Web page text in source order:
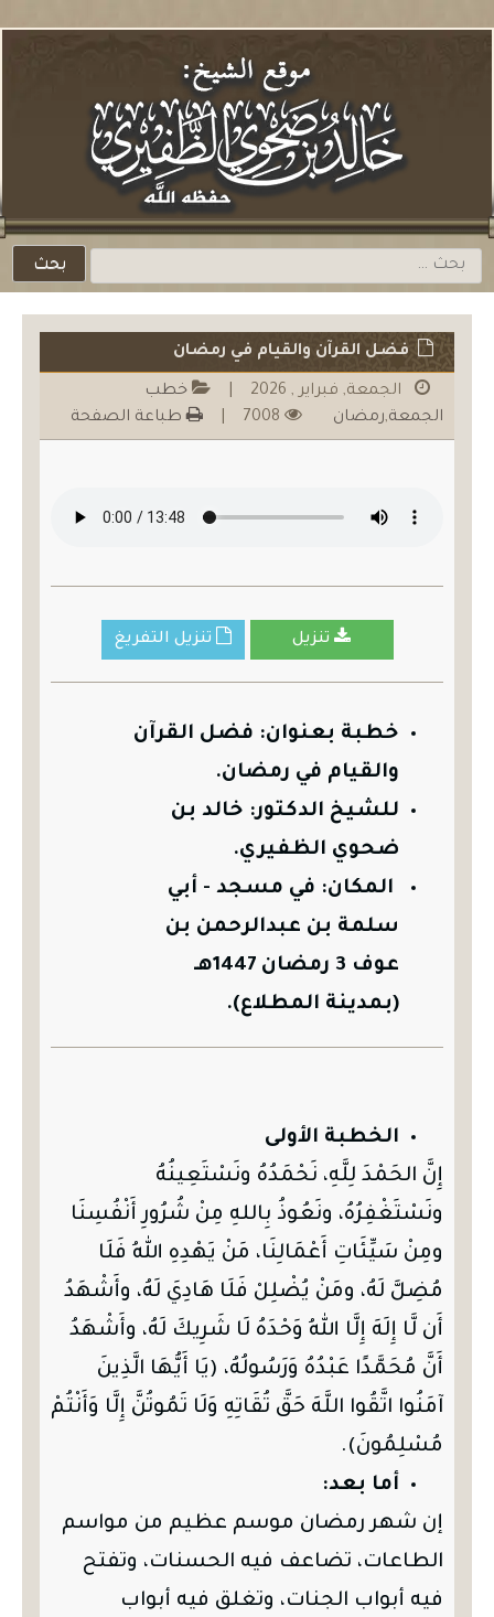
البحث
عن:
فضل القرآن والقيام في رمضان
الجمعة, فبراير , 2026
خطب
الجمعة,رمضان 7008 طباعة الصفحة
تنزيل تنزيل التفريغ
خطبة بعنوان: فضل القرآن
والقيام في رمضان.
للشيخ الدكتور: خالد بن
ضحوي الظفيري.
المكان: في مسجد - أبي
سلمة بن عبدالرحمن بن
عوف 3 رمضان 1447هـ
(بمدينة المطلاع).
الخطبة الأولى
إِنَّ الحَمْدَ لِلَّهِ، نَحْمَدُهُ ونَسْتَعِينُهُ
ونَسْتَغْفِرُهُ، ونَعُوذُ بِاللهِ مِنْ شُرُورِ أَنْفُسِنَا
ومِنْ سَيِّئَاتِ أَعْمَالِنَا، مَنْ يَهْدِهِ اللهُ فَلَا
مُضِلَّ لَهُ، ومَنْ يُضْلِلْ فَلَا هَادِيَ لَهُ، وأَشْهَدُ
أَن لَّا إِلَهَ إِلَّا اللهُ وَحْدَهُ لَا شَرِيكَ لَهُ، وأَشْهَدُ
أَنَّ مُحَمَّدًا عَبْدُهُ وَرَسُولُهُ، (يَا أَيُّهَا الَّذِينَ
آمَنُوا اتَّقُوا اللَّهَ حَقَّ تُقَاتِهِ وَلَا تَمُوتُنَّ إِلَّا وَأَنْتُمْ
مُسْلِمُونَ).
أما بعد:
إن شهر رمضان موسم عظيم من مواسم
الطاعات، تضاعف فيه الحسنات، وتفتح
فيه أبواب الجنات، وتغلق فيه أبواب